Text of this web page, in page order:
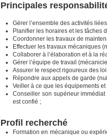
Principales
Gérer l’ensemble des activités
Planifier les horaires et les tâches
Coordonner les travaux de
Effectuer les travaux mécaniques
Collaborer à l’élaboration et à la
Gérer l’équipe de travail
Assurer le respect rigoureux des
Répondre aux appels de garde
Veiller à ce que les équipements
Conseiller son supérieur
est confié ;
Profil recherché
Formation en mécanique ou